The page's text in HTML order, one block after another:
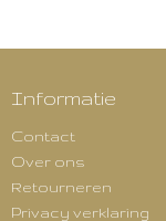
Informatie
Contact
Over ons
Retourneren
Privacy verklaring